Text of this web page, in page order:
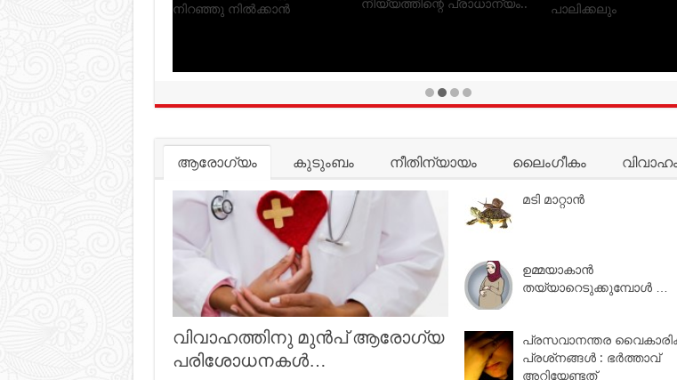
ഗര്‍ഭത്തിലിരിക്കെ
വിധം.
ആരോഗ്യം കുടുംബം നീതിന്യായം ലൈംഗീകം
വിവാഹത്തിനു മുൻപ് ആരോഗ്യ
പരിശോധനകൾ…
മടി മാറ്റാന്‍
ഉമ്മയാകാന്‍
തയ്യാറെടുക്കുമ്പോള്‍ …
പ്രസവാനന്തര
പ്രശ്‌നങ്ങള്‍ : ഭര്‍ത്താവ്
അറിയേണ്ടത്